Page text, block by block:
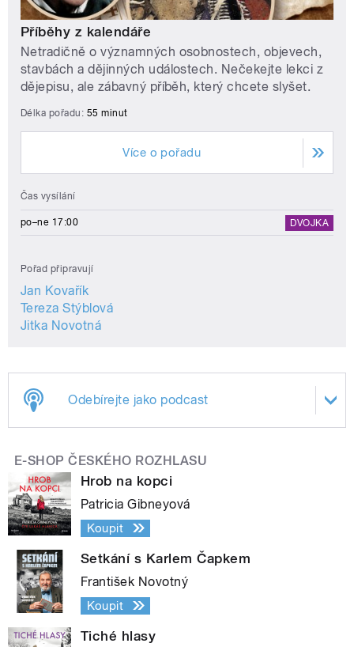
Příběhy z kalendáře
Netradičně o významných osobnostech, objevech,
stavbách a dějinných událostech. Nečekejte lekci z
dějepisu, ale zábavný příběh, který chcete slyšet.
Délka pořadu: 55 minut
Více o pořadu
Čas vysílání
po–ne 17:00 DVOJKA
Pořad připravují
Jan Kovařík
Tereza Stýblová
Jitka Novotná
Odebírejte jako podcast
E-SHOP ČESKÉHO ROZHLASU
Hrob na kopci
Patricia Gibneyová
Koupit
Setkání s Karlem Čapkem
František Novotný
Koupit
Tiché hlasy